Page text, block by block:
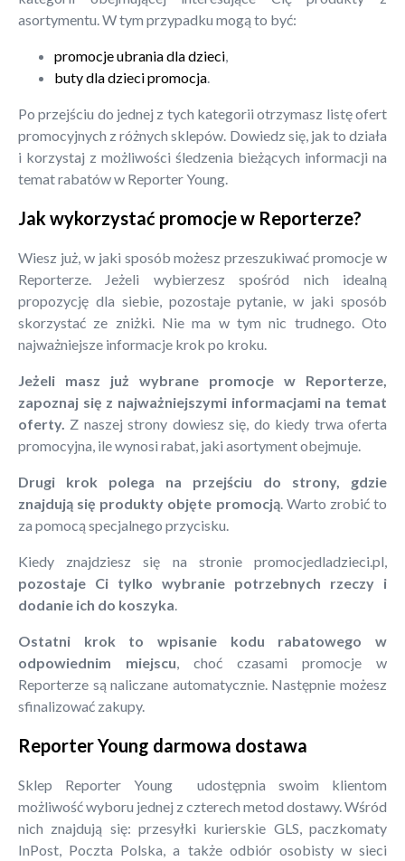
asortymentu. W tym przypadku mogą to być:
promocje ubrania dla dzieci
buty dla dzieci promocja
Po przejściu do jednej z tych kategorii otrzymasz listę ofert
promocyjnych z różnych sklepów. Dowiedz się, jak to działa
i korzystaj z możliwości śledzenia bieżących informacji na
temat rabatów w Reporter Young.
Jak wykorzystać promocje w Reporterze?
Wiesz już, w jaki sposób możesz przeszukiwać promocje w
Reporterze. Jeżeli wybierzesz spośród nich idealną
propozycję dla siebie, pozostaje pytanie, w jaki sposób
skorzystać ze zniżki. Nie ma w tym nic trudnego. Oto
najważniejsze informacje krok po kroku.
Jeżeli masz już wybrane promocje w Reporterze,
zapoznaj się z najważniejszymi informacjami na temat
oferty. Z naszej strony dowiesz się, do kiedy trwa oferta
promocyjna, ile wynosi rabat, jaki asortyment obejmuje.
Drugi krok polega na przejściu do strony, gdzie
znajdują się produkty objęte promocją. Warto zrobić to
za pomocą specjalnego przycisku.
Kiedy znajdziesz się na stronie promocjedladzieci.pl,
pozostaje Ci tylko wybranie potrzebnych rzeczy i
dodanie ich do koszyka
Ostatni krok to wpisanie kodu rabatowego w
odpowiednim miejscu , choć czasami promocje w
Reporterze są naliczane automatycznie. Następnie możesz
sfinalizować zakupy.
Reporter Young darmowa dostawa
Sklep Reporter Young udostępnia swoim klientom
możliwość wyboru jednej z czterech metod dostawy. Wśród
nich znajdują się: przesyłki kurierskie GLS, paczkomaty
InPost, Poczta Polska, a także odbiór osobisty w sieci